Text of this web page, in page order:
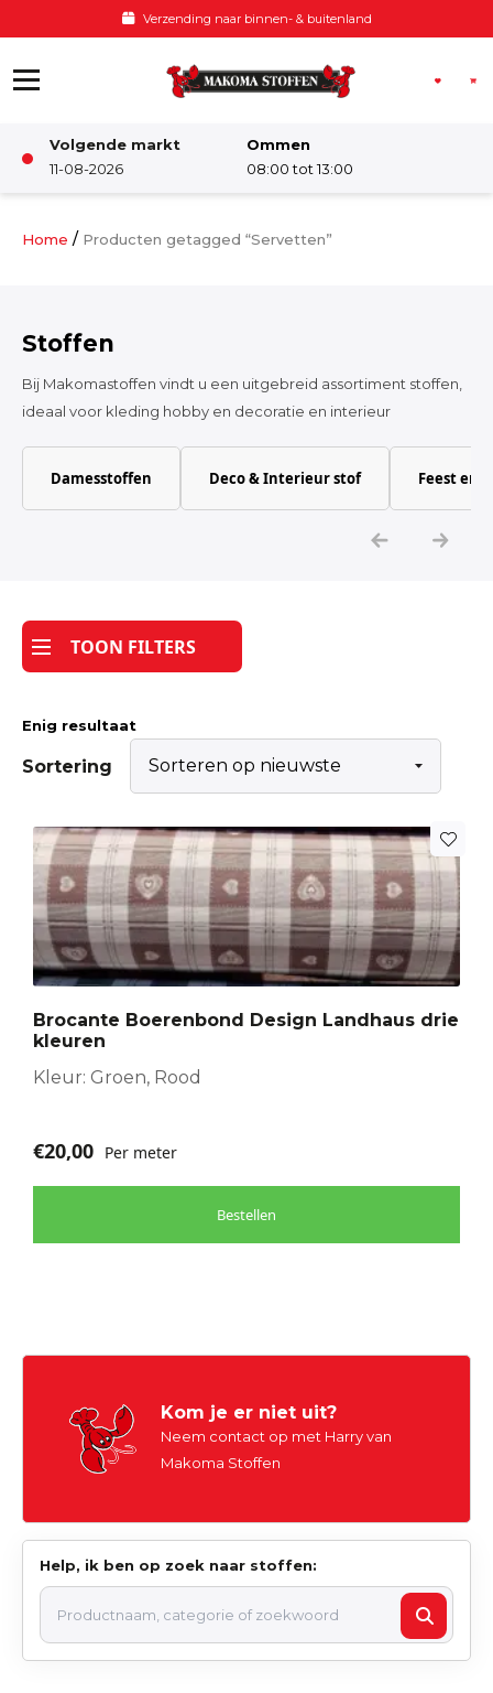
Verzending naar binnen- & buitenland
Volgende markt
11-08-2026
Ommen
08:00 tot 13:00
Damesstoffen
Katoen
Tijdpakker stof
Home / Producten getagged “Servetten”
Stoffen
Bij Makomastoffen vindt u een uitgebreid assortiment stoffen,
ideaal voor kleding hobby en decoratie en interieur
Damesstoffen Deco & Interieur stof Feest en
TOON FILTERS
Enig resultaat
Sortering
Brocante Boerenbond Design Landhaus drie
kleuren
Kleur: Groen, Rood
€20,00 Per meter
Bestellen
Dit
product
heeft
meerdere
variaties.
Deze
kan
gekozen
worden
productpagina
Kom je er niet uit?
Neem contact op met Harry van
Makoma Stoffen
Help, ik ben op zoek naar stoffen: